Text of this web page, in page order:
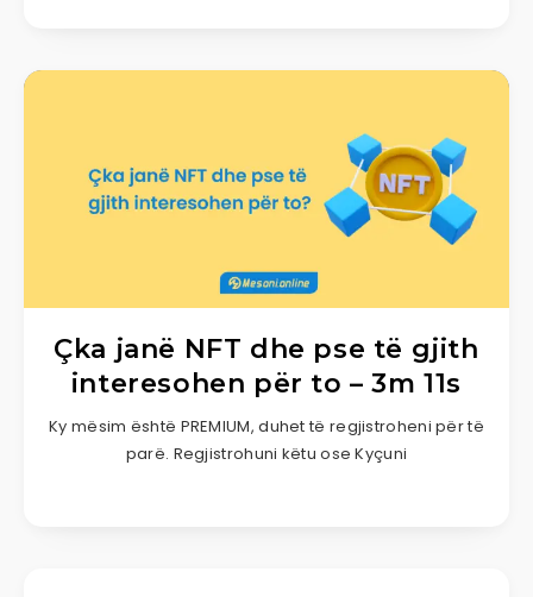
Çka janë NFT dhe pse të gjith
interesohen për to – 3m 11s
Ky mësim është PREMIUM, duhet të regjistroheni për të
parë. Regjistrohuni këtu ose Kyçuni